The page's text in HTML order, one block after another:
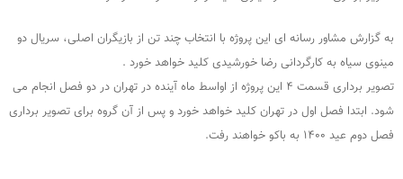
به گزارش مشاور رسانه ای این پروژه با انتخاب چند تن از بازیگران اصلی، سریال دو
مینوی سیاه به کارگردانی رضا خورشیدی کلید خواهد خورد .
تصویر برداری قسمت ۴ این پروژه از اواسط ماه آینده در تهران در دو فصل انجام می
شود. ابتدا فصل اول در تهران کلید خواهد خورد و پس از آن گروه برای تصویر برداری
فصل دوم عید ۱۴۰۰ به باکو خواهند رفت.